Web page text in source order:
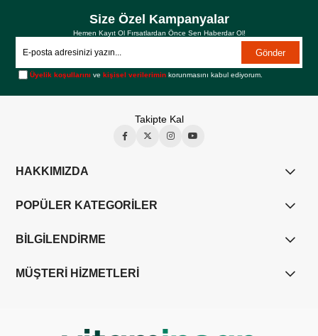
Size Özel Kampanyalar
Hemen Kayıt Ol Fırsatlardan Önce Sen Haberdar Ol!
Gönder
Üyelik koşullarını vekişisel verilerimin korunmasını kabul ediyorum.
Takipte Kal
HAKKIMIZDA
POPÜLER KATEGORİLER
BİLGİLENDİRME
MÜŞTERİ HİZMETLERİ